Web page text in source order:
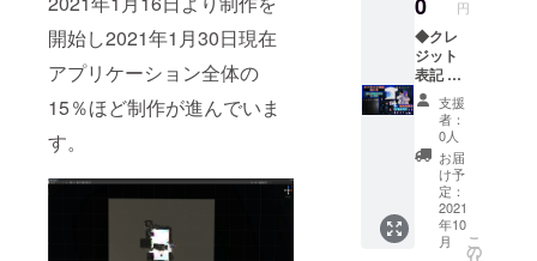
開始し2021年1月30日現在
アプリケーション全体の
15％ほど制作が進んでいま
す。
ナルT
シャツ
プリム
スのロ
ゴが大
きく
入った
プリン
トTシャ
ツで
す。 サ
イズ S
フルHD
推奨 動
画の長
さ 1分
以内
空き部
屋利用
券は
メール
にてお
届けい
たしま
す。 ◆
限定ア
バター
こちら
の限定
アバ
円
◆クレ
ジット
表記 会
場の石
碑にお
名前を
刻みま
す。 ※
クレ
ジット
表記に
ついて
支援
者：
0人
お届
け予
定：
2021
年10
月
こ
の